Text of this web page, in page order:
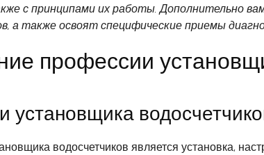
с принципами их работы. Дополнительно
а также освоят специфические приемы
профессии
установщика
водосчетчиков является установка,